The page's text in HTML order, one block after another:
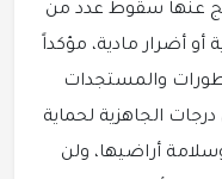
عنها سقوط عدد من
أضرار مادية، مؤكداً
والمستجدات
الجاهزية لحماية
أراضيها، ولن